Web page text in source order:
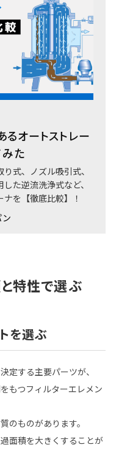
るオートストレー
た
式、ノズル吸引式、
た逆流洗浄式など、
を【徹底比較】！
特性で選ぶ
を選ぶ
定する主要パーツが、
もつフィルターエレメン
のものがあります。
面積を大きくすることが